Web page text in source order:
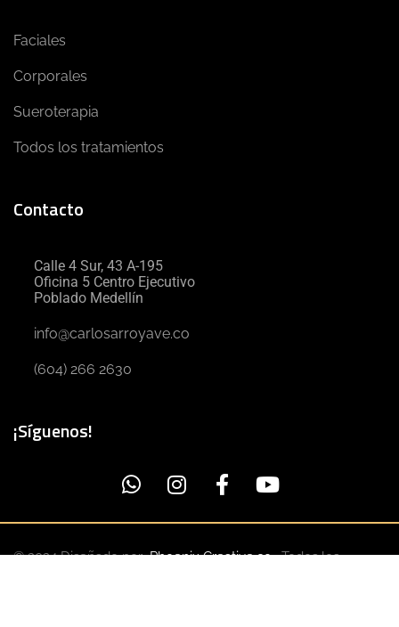
Faciales
Corporales
Sueroterapia
Todos los tratamientos
Contacto
Calle 4 Sur, 43 A-195
Oficina 5 Centro Ejecutivo
Poblado Medellín
info@carlosarroyave.co
(604) 266 2630
¡Síguenos!
© 2024 Diseñado porPhoenix Creative.co. Todos los